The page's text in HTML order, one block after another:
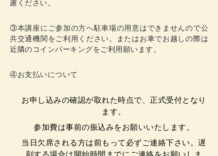
慮ください。
③本講座にご参加の方へ駐車場の用意はできませんので公
共交通機関をご利用ください。またはお車でお越しの際は
近隣のコインパーキングをご利用願います。
④お支払いについて
お申し込みの確認が取れた時点で、正式受付となり
ます。
参加費は事前の振込みをお願いいたします。
当日欠席される方は前もって必ずご連絡下さい。遅
刻する場合は開始時間までにご連絡をお願いしま